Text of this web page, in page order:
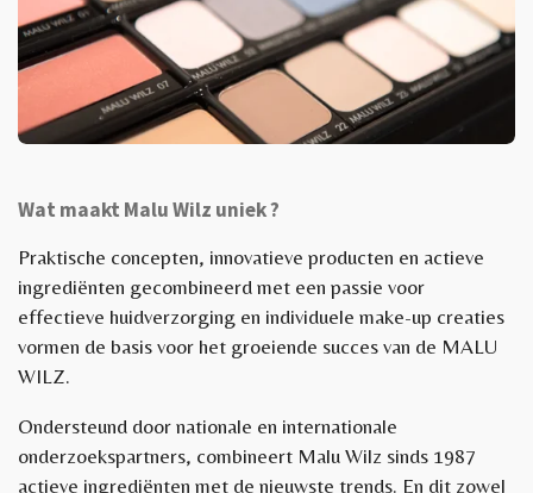
Wat maakt Malu Wilz uniek ?
Praktische concepten, innovatieve producten en actieve
ingrediënten gecombineerd met een passie voor
effectieve huidverzorging en individuele make-up creaties
vormen de basis voor het groeiende succes van de MALU
WILZ.
Ondersteund door nationale en internationale
onderzoekspartners, combineert Malu Wilz sinds 1987
actieve ingrediënten met de nieuwste trends. En dit zowel